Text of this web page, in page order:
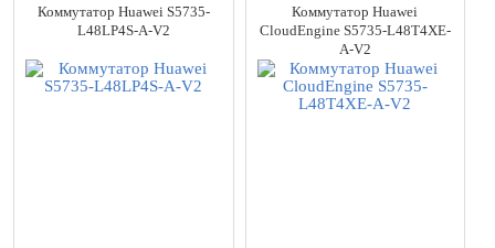
Коммутатор Huawei S5735-
L48LP4S-A-V2
Коммутатор Huawei
CloudEngine S5735-L48T4XE-
A-V2